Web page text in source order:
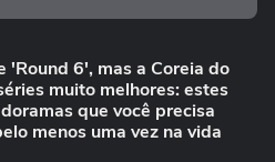
'Round 6', mas a Coreia do
muito melhores: estes
que você precisa
menos uma vez na vida